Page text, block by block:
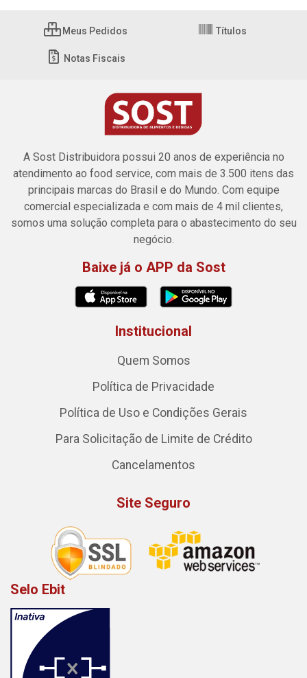
Meus Pedidos Títulos
Notas Fiscais
A Sost Distribuidora possui 20 anos de experiência no
atendimento ao food service, com mais de 3.500 itens das
principais marcas do Brasil e do Mundo. Com equipe
comercial especializada e com mais de 4 mil clientes,
somos uma solução completa para o abastecimento do seu
negócio.
Baixe já o APP da Sost
Institucional
Quem Somos
Política de Privacidade
Política de Uso e Condições Gerais
Para Solicitação de Limite de Crédito
Cancelamentos
Site Seguro
Selo Ebit